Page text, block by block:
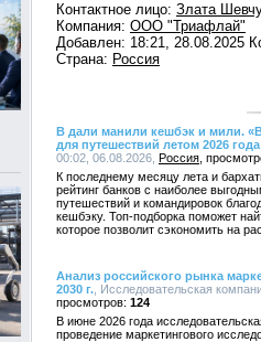
Контактное лицо: Злата
Компания: ООО "Триафлай"
Добавлен: 18:21, 28.08.2025
Страна: Россия
В дали манили кешбэк и мили.
для путешествий летом 2026 года
00:02, 06.08.2026, Россия
К последнему месяцу лета и
рейтинг банков с наиболее
путешествий и командировок
кешбэку. Топ-подборка поможет
которое позволит сэкономить на
Анализ российского рынка
2030 г. , Исследовательская
124
В июне 2026 года
проведение маркетингового